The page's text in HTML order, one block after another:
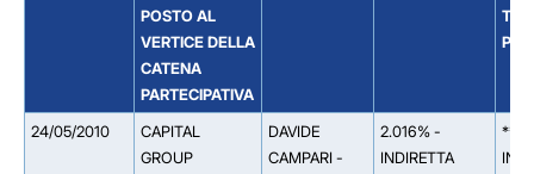
POSTO AL
VERTICE DELLA
CATENA
PARTECIPATIVA
24/05/2010
CAPITAL
GROUP
DAVIDE
CAMPARI -
2.016% -
INDIRETTA
**